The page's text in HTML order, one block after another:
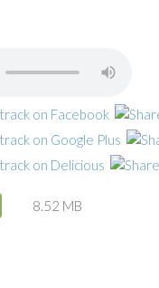
8.52 MB